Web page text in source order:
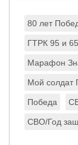
80 лет
ГТРК 95 и 65
Марафон
Мой солдат
Победа
СВО/Год